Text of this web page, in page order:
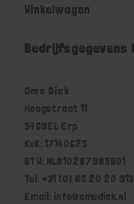
Winkelwagen
Bedrijfsgegevens
Ome Dick
Hoogstraat 11
5469EL Erp
KvK: 17140625
BTW: NL810287985B01
Tel: +31 (0) 85 20 20 913
Email: info@omedick.nl